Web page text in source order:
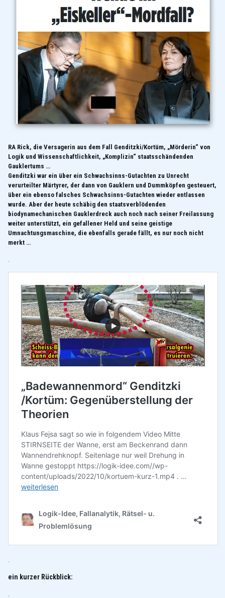
RA Rick, die Versagerin aus dem Fall Genditzki/Kortüm, „Mörderin“ von
Logik und Wissenschaftlichkeit, „Komplizin“ staatsschändenden
Gauklertums …
Genditzki war ein über ein Schwachsinns-Gutachten zu Unrecht
verurteilter Märtyrer, der dann von Gauklern und Dummköpfen gesteuert,
über ein ebenso falsches Schwachsinns-Gutachten wieder entlassen
wurde. Aber der heute schäbig den staatsverblödenden
biodynamechanischen Gauklerdreck auch noch nach seiner Freilassung
weiter unterstützt, ein gefallener Held und seine geistige
Umnachtungsmaschine, die ebenfalls gerade fällt, es nur noch nicht
merkt …
.
.
ein kurzer Rückblick:
.